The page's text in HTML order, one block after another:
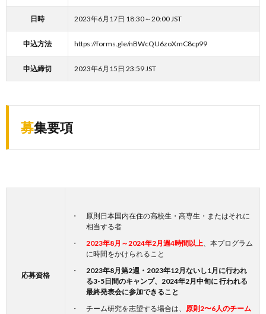
日時 2023年6月17日 18:30～20:00 JST
申込方法 https://forms.gle/nBWcQU6zoXmC8cp99
申込締切 2023年6月15日 23:59 JST
募集要項
応募資格
原則日本国内在住の高校生・高専生・またはそれに
相当する者
2023年8月～2024年2月週4時間以上、本プログラム
に時間をかけられること
2023年8月第2週・2023年12月ないし1月に行われ
る3-5日間のキャンプ、2024年2月中旬に 行われる
最終発表会に参加できること
チーム研究を志望する場合は、 原則2〜6人のチーム